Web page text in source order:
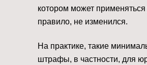
котором может применяться
правило, не изменился.
На практике, такие
штрафы, в частности, для